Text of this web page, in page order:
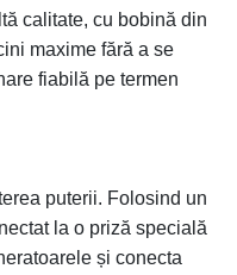
calitate, cu bobină din
maxime fără a se
fiabilă pe termen
puterii. Folosind un
la o priză specială
și conecta